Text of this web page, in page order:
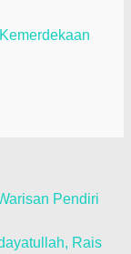
Pendiri
Rais